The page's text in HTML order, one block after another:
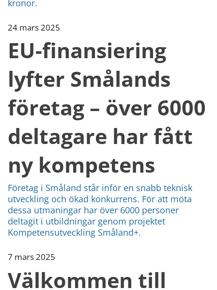
kronor.
24 mars 2025
EU-finansiering
lyfter Smålands
företag – över 6000
deltagare har fått
ny kompetens
Företag i Småland står inför en snabb teknisk
utveckling och ökad konkurrens. För att möta
dessa utmaningar har över 6000 personer
deltagit i utbildningar genom projektet
Kompetensutveckling Småland+.
7 mars 2025
Välkommen till